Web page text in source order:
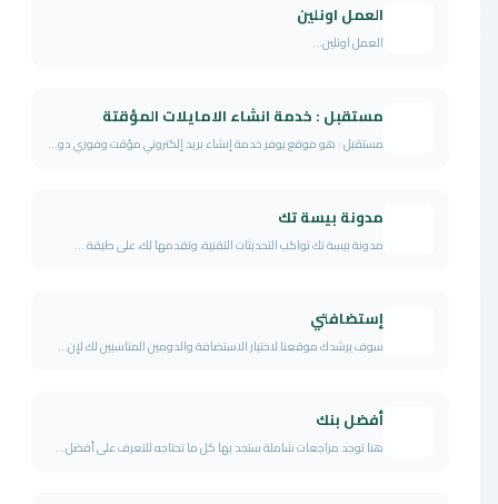
العمل اونلين
العمل اونلين...
مستقبل : خدمة انشاء الامايلات المؤقتة
مستقبل : هو موقع يوفر خدمة إنشاء بريد إلكتروني مؤقت وفوري دو...
مدونة بيسة تك
مدونة بيسة تك تواكب التحديثات التقنية، وتقدمها لك، على طبقة ...
إستضافتي
سوف يرشدك موقعنا لاختيار الاستضافة والدومين المناسبين لك لإن...
أفضل بنك
هنا توجد مراجعات شاملة ستجد بها كل ما تحتاجه للتعرف على أفضل...